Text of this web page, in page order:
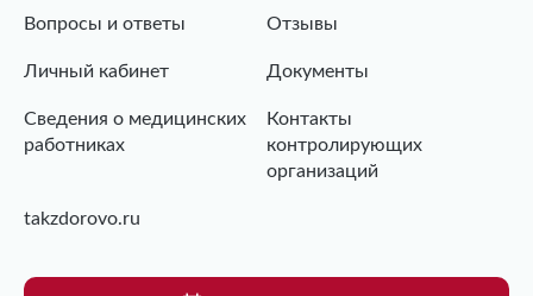
Вопросы и ответы Отзывы
Личный кабинет Документы
Сведения о медицинских
работниках
Контакты
контролирующих
организаций
takzdorovo.ru